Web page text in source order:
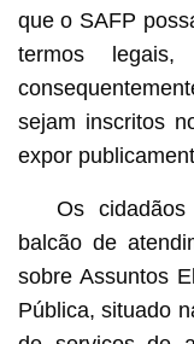
que o SAFP
termos
sejam inscritos
expor
Os
balcão de
sobre Assuntos
Pública, situado